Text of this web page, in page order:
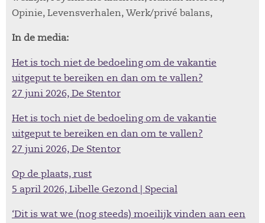
Opinie, Levensverhalen, Werk/privé balans,
In de media:
Het is toch niet de bedoeling om de vakantie
uitgeput te bereiken en dan om te vallen?
27 juni 2026, De Stentor
Het is toch niet de bedoeling om de vakantie
uitgeput te bereiken en dan om te vallen?
27 juni 2026, De Stentor
Op de plaats, rust
5 april 2026, Libelle Gezond | Special
‘Dit is wat we (nog steeds) moeilijk vinden aan een